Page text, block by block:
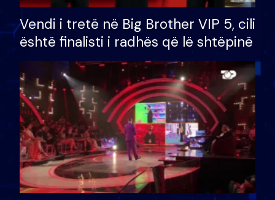
Vendi i tretë në Big Brother VIP 5, cili
është finalisti i radhës që lë shtëpinë